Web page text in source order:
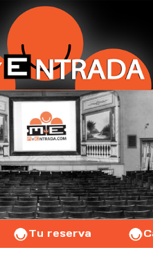
Tu reserva